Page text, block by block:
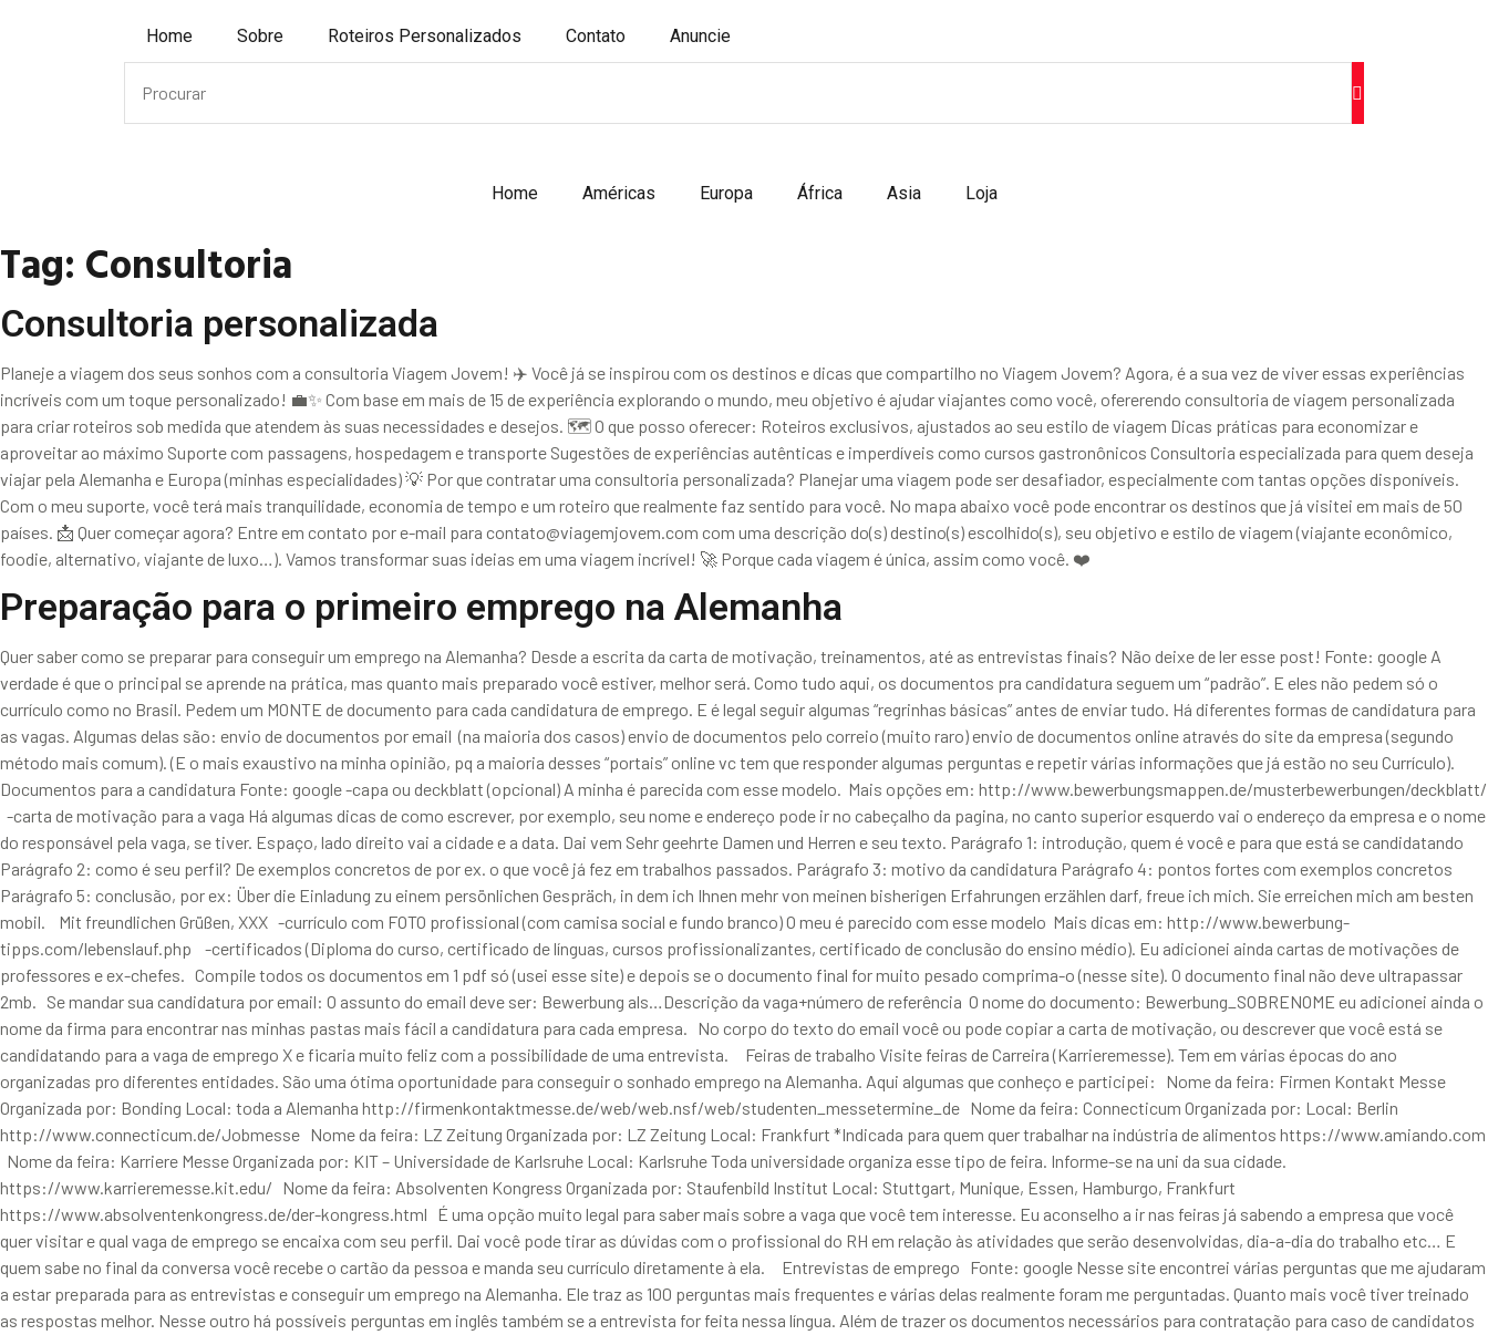
Home Sobre Roteiros Personalizados Contato Anuncie
Home Américas Europa África Asia Loja
Tag: Consultoria
Consultoria personalizada
Planeje a viagem dos seus sonhos com a consultoria Viagem Jovem! ✈️ Você já se inspirou com os destinos e dicas que compartilho no Viagem Jovem? Agora, é a sua vez de viver essas experiências
incríveis com um toque personalizado! 💼✨ Com base em mais de 15 de experiência explorando o mundo, meu objetivo é ajudar viajantes como você, ofererendo consultoria de viagem personalizada
para criar roteiros sob medida que atendem às suas necessidades e desejos. 🗺️ O que posso oferecer: Roteiros exclusivos, ajustados ao seu estilo de viagem Dicas práticas para economizar e
aproveitar ao máximo Suporte com passagens, hospedagem e transporte Sugestões de experiências autênticas e imperdíveis como cursos gastronônicos Consultoria especializada para quem deseja
viajar pela Alemanha e Europa (minhas especialidades) 💡 Por que contratar uma consultoria personalizada? Planejar uma viagem pode ser desafiador, especialmente com tantas opções disponíveis.
Com o meu suporte, você terá mais tranquilidade, economia de tempo e um roteiro que realmente faz sentido para você. No mapa abaixo você pode encontrar os destinos que já visitei em mais de 50
países. 📩 Quer começar agora? Entre em contato por e-mail para contato@viagemjovem.com com uma descrição do(s) destino(s) escolhido(s), seu objetivo e estilo de viagem (viajante econômico,
foodie, alternativo, viajante de luxo…). Vamos transformar suas ideias em uma viagem incrível! 🚀 Porque cada viagem é única, assim como você. ❤️
Preparação para o primeiro emprego na Alemanha
Quer saber como se preparar para conseguir um emprego na Alemanha? Desde a escrita da carta de motivação, treinamentos, até as entrevistas finais? Não deixe de ler esse post! Fonte: google A
verdade é que o principal se aprende na prática, mas quanto mais preparado você estiver, melhor será. Como tudo aqui, os documentos pra candidatura seguem um “padrão”. E eles não pedem só o
currículo como no Brasil. Pedem um MONTE de documento para cada candidatura de emprego. E é legal seguir algumas “regrinhas básicas” antes de enviar tudo. Há diferentes formas de candidatura para
as vagas. Algumas delas são: envio de documentos por email (na maioria dos casos) envio de documentos pelo correio (muito raro) envio de documentos online através do site da empresa (segundo
método mais comum). (E o mais exaustivo na minha opinião, pq a maioria desses “portais” online vc tem que responder algumas perguntas e repetir várias informações que já estão no seu Currículo).
Documentos para a candidatura Fonte: google -capa ou deckblatt (opcional) A minha é parecida com esse modelo. Mais opções em: http://www.bewerbungsmappen.de/musterbewerbungen/deckblatt/
-carta de motivação para a vaga Há algumas dicas de como escrever, por exemplo, seu nome e endereço pode ir no cabeçalho da pagina, no canto superior esquerdo vai o endereço da empresa e o nome
do responsável pela vaga, se tiver. Espaço, lado direito vai a cidade e a data. Dai vem Sehr geehrte Damen und Herren e seu texto. Parágrafo 1: introdução, quem é você e para que está se candidatando
Parágrafo 2: como é seu perfil? De exemplos concretos de por ex. o que você já fez em trabalhos passados. Parágrafo 3: motivo da candidatura Parágrafo 4: pontos fortes com exemplos concretos
Parágrafo 5: conclusão, por ex: Über die Einladung zu einem persönlichen Gespräch, in dem ich Ihnen mehr von meinen bisherigen Erfahrungen erzählen darf, freue ich mich. Sie erreichen mich am besten
mobil. Mit freundlichen Grüßen, XXX -currículo com FOTO profissional (com camisa social e fundo branco) O meu é parecido com esse modelo Mais dicas em: http://www.bewerbung-
tipps.com/lebenslauf.php -certificados (Diploma do curso, certificado de línguas, cursos profissionalizantes, certificado de conclusão do ensino médio). Eu adicionei ainda cartas de motivações de
professores e ex-chefes. Compile todos os documentos em 1 pdf só (usei esse site) e depois se o documento final for muito pesado comprima-o (nesse site). O documento final não deve ultrapassar
2mb. Se mandar sua candidatura por email: O assunto do email deve ser: Bewerbung als…Descrição da vaga+número de referência O nome do documento: Bewerbung_SOBRENOME eu adicionei ainda o
nome da firma para encontrar nas minhas pastas mais fácil a candidatura para cada empresa. No corpo do texto do email você ou pode copiar a carta de motivação, ou descrever que você está se
candidatando para a vaga de emprego X e ficaria muito feliz com a possibilidade de uma entrevista. Feiras de trabalho Visite feiras de Carreira (Karrieremesse). Tem em várias épocas do ano
organizadas pro diferentes entidades. São uma ótima oportunidade para conseguir o sonhado emprego na Alemanha. Aqui algumas que conheço e participei: Nome da feira: Firmen Kontakt Messe
Organizada por: Bonding Local: toda a Alemanha http://firmenkontaktmesse.de/web/web.nsf/web/studenten_messetermine_de Nome da feira: Connecticum Organizada por: Local: Berlin
http://www.connecticum.de/Jobmesse Nome da feira: LZ Zeitung Organizada por: LZ Zeitung Local: Frankfurt *Indicada para quem quer trabalhar na indústria de alimentos https://www.amiando.com
Nome da feira: Karriere Messe Organizada por: KIT – Universidade de Karlsruhe Local: Karlsruhe Toda universidade organiza esse tipo de feira. Informe-se na uni da sua cidade.
https://www.karrieremesse.kit.edu/ Nome da feira: Absolventen Kongress Organizada por: Staufenbild Institut Local: Stuttgart, Munique, Essen, Hamburgo, Frankfurt
https://www.absolventenkongress.de/der-kongress.html É uma opção muito legal para saber mais sobre a vaga que você tem interesse. Eu aconselho a ir nas feiras já sabendo a empresa que você
quer visitar e qual vaga de emprego se encaixa com seu perfil. Dai você pode tirar as dúvidas com o profissional do RH em relação às atividades que serão desenvolvidas, dia-a-dia do trabalho etc… E
quem sabe no final da conversa você recebe o cartão da pessoa e manda seu currículo diretamente à ela. Entrevistas de emprego Fonte: google Nesse site encontrei várias perguntas que me ajudaram
a estar preparada para as entrevistas e conseguir um emprego na Alemanha. Ele traz as 100 perguntas mais frequentes e várias delas realmente foram me perguntadas. Quanto mais você tiver treinado
as respostas melhor. Nesse outro há possíveis perguntas em inglês também se a entrevista for feita nessa língua. Além de trazer os documentos necessários para contratação para caso de candidatos